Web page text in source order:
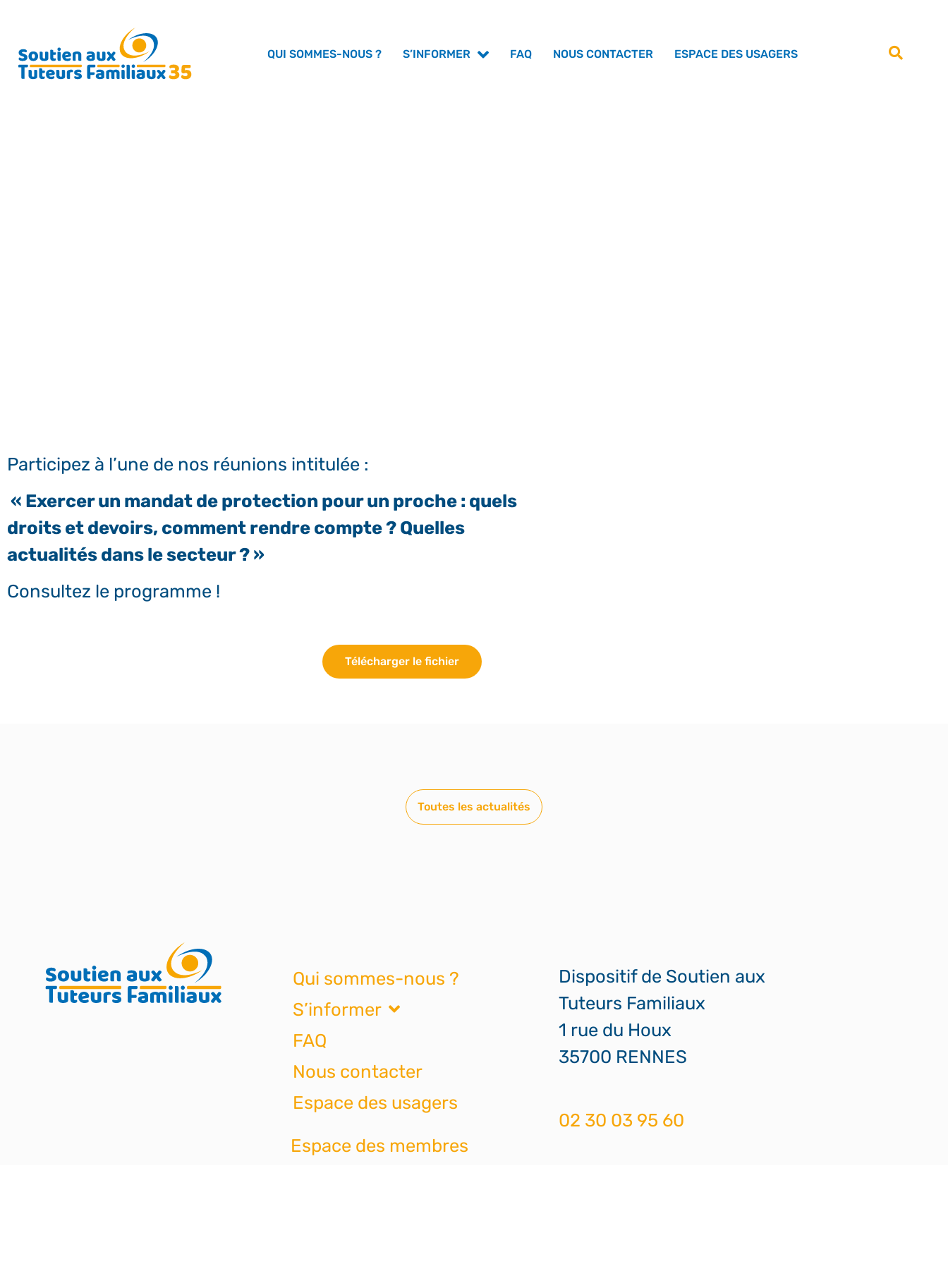
QUI SOMMES-NOUS ? S’INFORMER FAQ NOUS CONTACTER ESPACE DES USAGERS
Participez à l’une de nos réunions intitulée :
« Exercer un mandat de protection pour un proche : quels
droits et devoirs, comment rendre compte ? Quelles
actualités dans le secteur ? »
Consultez le programme !
Télécharger le fichier
Toutes les actualités
Qui sommes-nous ?
S’informer
FAQ
Nous contacter
Espace des usagers
Espace des membres
Dispositif de Soutien aux
Tuteurs Familiaux
1 rue du Houx
35700 RENNES
02 30 03 95 60